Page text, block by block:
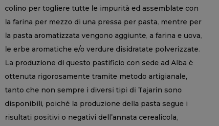
colino per togliere tutte le impurità ed assemblate con
la farina per mezzo di una pressa per pasta, mentre per
la pasta aromatizzata vengono aggiunte, a farina e uova,
le erbe aromatiche e/o verdure disidratate polverizzate.
La produzione di questo pastificio con sede ad Alba è
ottenuta rigorosamente tramite metodo artigianale,
tanto che non sempre i diversi tipi di Tajarin sono
disponibili, poiché la produzione della pasta segue i
risultati positivi o negativi dell’annata cerealicola,